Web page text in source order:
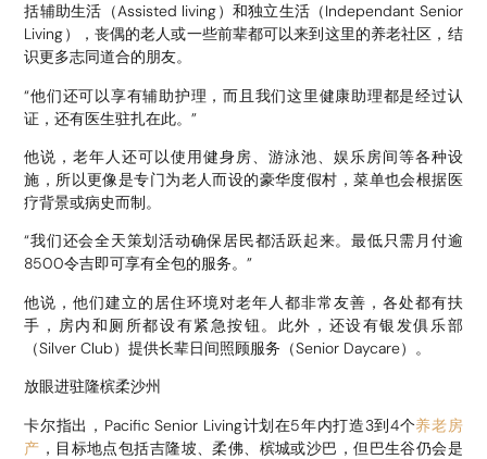
括辅助生活（Assisted living）和独立生活（Independant Senior
Living），丧偶的老人或一些前辈都可以来到这里的养老社区，结
识更多志同道合的朋友。
“他们还可以享有辅助护理，而且我们这里健康助理都是经过认
证，还有医生驻扎在此。”
他说，老年人还可以使用健身房、游泳池、娱乐房间等各种设
施，所以更像是专门为老人而设的豪华度假村，菜单也会根据医
疗背景或病史而制。
“我们还会全天策划活动确保居民都活跃起来。最低只需月付逾
8500令吉即可享有全包的服务。”
他说，他们建立的居住环境对老年人都非常友善，各处都有扶
手，房内和厕所都设有紧急按钮。此外，还设有银发俱乐部
（Silver Club）提供长辈日间照顾服务（Senior Daycare）。
放眼进驻隆槟柔沙州
卡尔指出，Pacific Senior Living计划在5年内打造3到4个养老房
产 ，目标地点包括吉隆坡、柔佛、槟城或沙巴，但巴生谷仍会是